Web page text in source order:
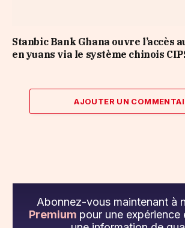
Stanbic Bank Ghana ouvre l’accès
en yuans via le système chinois
AJOUTER UN
Abonnez-vous maintenant à
Premium pour une expérience